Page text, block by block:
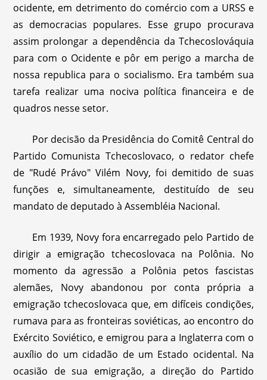
ocidente, em detrimento do comércio com a URSS e
as democracias populares. Esse grupo procurava
assim prolongar a dependência da Tchecoslováquia
para com o Ocidente e pôr em perigo a marcha de
nossa republica para o socialismo. Era também sua
tarefa realizar uma nociva política financeira e de
quadros nesse setor.
Por decisão da Presidência do Comitê Central do
Partido Comunista Tchecoslovaco, o redator chefe
de "Rudé Právo" Vilém Novy, foi demitido de suas
funções e, simultaneamente, destituído de seu
mandato de deputado à Assembléia Nacional.
Em 1939, Novy fora encarregado pelo Partido de
dirigir a emigração tchecoslovaca na Polônia. No
momento da agressão a Polônia petos fascistas
alemães, Novy abandonou por conta própria a
emigração tchecoslovaca que, em difíceis condições,
rumava para as fronteiras soviéticas, ao encontro do
Exército Soviético, e emigrou para a Inglaterra com o
auxílio do um cidadão de um Estado ocidental. Na
ocasião de sua emigração, a direção do Partido